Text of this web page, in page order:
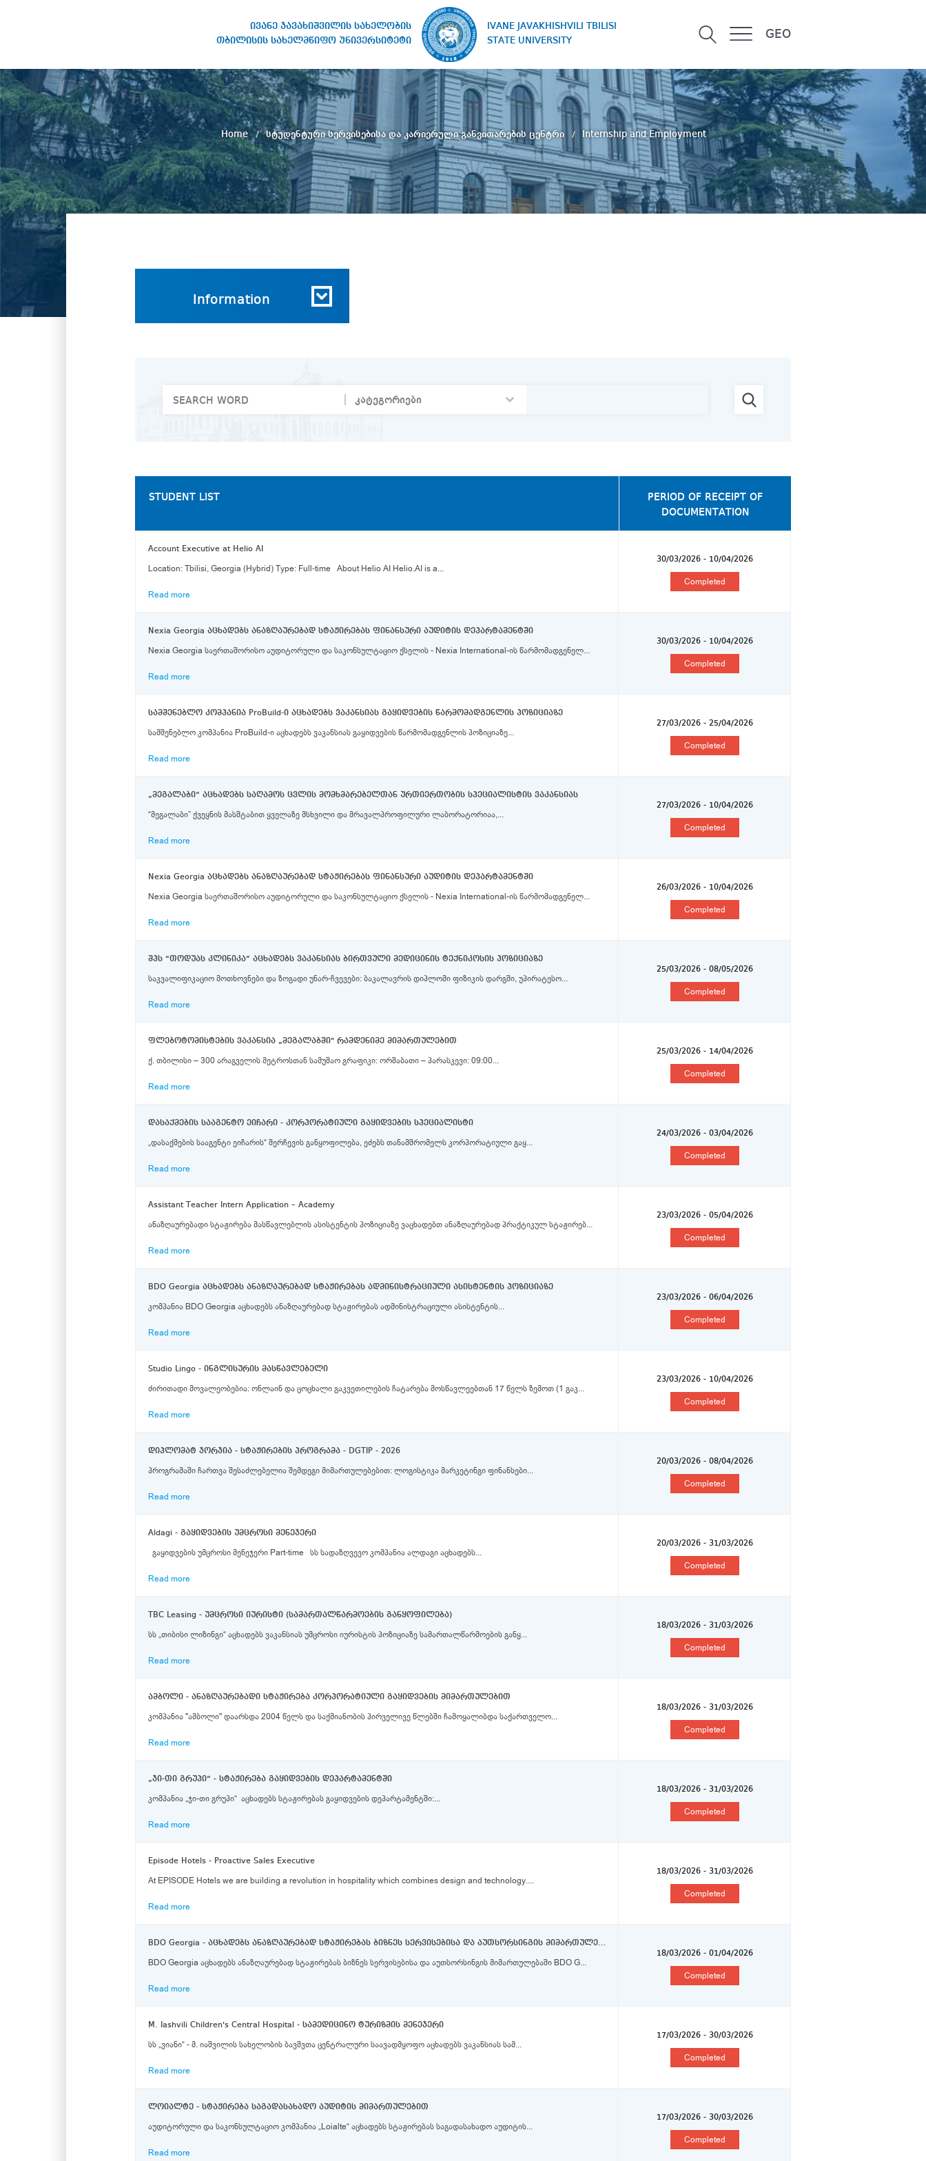
ივანე ჯავახიშვილის სახელობის
თბილისის სახელმწიფო უნივერსიტეტი
IVANE JAVAKHISHVILI TBILISI
STATE UNIVERSITY
GEO
STATE UNIVERSITY
Home სტუდენტური სერვისებისა და კარიერული განვითარების ცენტრი Internship and Employment
Information
STUDENT LIST
PERIOD OF RECEIPT OF
DOCUMENTATION
Account Executive at Helio AI
Location: Tbilisi, Georgia (Hybrid) Type: Full-time About Helio AI Helio.AI is a...
Read more
30/03/2026 - 10/04/2026
Completed
Nexia Georgia აცხადებს ანაზღაურებად სტაჟირებას ფინანსური აუდიტის დეპარტამენტში
Nexia Georgia საერთაშორისო აუდიტორული და საკონსულტაციო ქსელის - Nexia International-ის წარმომადგენელ...
Read more
30/03/2026 - 10/04/2026
Completed
სამშენებლო კომპანია ProBuild-ი აცხადებს ვაკანსიას გაყიდვების წარმომადგენლის პოზიციაზე
სამშენებლო კომპანია ProBuild-ი აცხადებს ვაკანსიას გაყიდვების წარმომადგენლის პოზიციაზე...
Read more
27/03/2026 - 25/04/2026
Completed
„მეგალაბი“ აცხადებს საღამოს ცვლის მომხმარებელთან ურთიერთობის სპეციალისტის ვაკანსიას
“მეგალაბი” ქვეყნის მასშტაბით ყველაზე მსხვილი და მრავალპროფილური ლაბორატორიაა,...
Read more
27/03/2026 - 10/04/2026
Completed
Nexia Georgia აცხადებს ანაზღაურებად სტაჟირებას ფინანსური აუდიტის დეპარტამენტში
Nexia Georgia საერთაშორისო აუდიტორული და საკონსულტაციო ქსელის - Nexia International-ის წარმომადგენელ...
Read more
26/03/2026 - 10/04/2026
Completed
შპს “თოდუას კლინიკა” აცხადებს ვაკანსიას ბირთვული მედიცინის ტექნიკოსის პოზიციაზე
საკვალიფიკაციო მოთხოვნები და ზოგადი უნარ-ჩვევები: ბაკალავრის დიპლომი ფიზიკის დარგში, უპირატესო...
Read more
25/03/2026 - 08/05/2026
Completed
ფლებოტომისტების ვაკანსია „მეგალაბში" რამდენიმე მიმართულებით
ქ. თბილისი – 300 არაგველის მეტროსთან სამუშაო გრაფიკი: ორშაბათი – პარასკევი: 09:00...
Read more
25/03/2026 - 14/04/2026
Completed
დასაქმების სააგენტო ეიჩარი - კორპორატიული გაყიდვების სპეციალისტი
„დასაქმების სააგენტი ეიჩარის“ შერჩევის განყოფილება, ეძებს თანამშრომელს კორპორატიული გაყ...
Read more
24/03/2026 - 03/04/2026
Completed
Assistant Teacher Intern Application – Academy
ანაზღაურებადი სტაჟირება მასწავლებლის ასისტენტის პოზიციაზე ვაცხადებთ ანაზღაურებად პრაქტიკულ სტაჟირებ...
Read more
23/03/2026 - 05/04/2026
Completed
BDO Georgia აცხადებს ანაზღაურებად სტაჟირებას ადმინისტრაციული ასისტენტის პოზიციაზე
კომპანია BDO Georgia აცხადებს ანაზღაურებად სტაჟირებას ადმინისტრაციული ასისტენტის...
Read more
23/03/2026 - 06/04/2026
Completed
Studio Lingo - ინგლისურის მასწავლებელი
ძირითადი მოვალეობებია: ონლაინ და ცოცხალი გაკვეთილების ჩატარება მოსწავლეებთან 17 წელს ზემოთ (1 გაკ...
Read more
23/03/2026 - 10/04/2026
Completed
დიპლომატ ჯორჯია - სტაჟირების პროგრამა - DGTIP - 2026
პროგრამაში ჩართვა შესაძლებელია შემდეგი მიმართულებებით: ლოგისტიკა მარკეტინგი ფინანსები...
Read more
20/03/2026 - 08/04/2026
Completed
Aldagi - გაყიდვების უმცროსი მენეჯერი
გაყიდვების უმცროსი მენეჯერი Part-time სს სადაზღვევო კომპანია ალდაგი აცხადებს...
Read more
20/03/2026 - 31/03/2026
Completed
TBC Leasing - უმცროსი იურისტი (სამართალწარმოების განყოფილება)
სს „თიბისი ლიზინგი“ აცხადებს ვაკანსიას უმცროსი იურისტის პოზიციაზე სამართალწარმოების განყ...
Read more
18/03/2026 - 31/03/2026
Completed
ამბოლი - ანაზღაურებადი სტაჟირება კორპორატიული გაყიდვების მიმართულებით
კომპანია "ამბოლი" დაარსდა 2004 წელს და საქმიანობის პირველივე წლებში ჩამოყალიბდა საქართველო...
Read more
18/03/2026 - 31/03/2026
Completed
„ჯი-თი გრუპი“ - სტაჟირება გაყიდვების დეპარტამენტში
კომპანია „ჯი-თი გრუპი“ აცხადებს სტაჟირებას გაყიდვების დეპარტამენტში:...
Read more
18/03/2026 - 31/03/2026
Completed
Episode Hotels - Proactive Sales Executive
At EPISODE Hotels we are building a revolution in hospitality which combines design and technology....
Read more
18/03/2026 - 31/03/2026
Completed
BDO Georgia - აცხადებს ანაზღაურებად სტაჟირებას ბიზნეს სერვისებისა და აუთსორსინგის მიმართულებაში
BDO Georgia აცხადებს ანაზღაურებად სტაჟირებას ბიზნეს სერვისებისა და აუთსორსინგის მიმართულებაში BDO G...
Read more
18/03/2026 - 01/04/2026
Completed
M. Iashvili Children's Central Hospital - სამედიცინო ტურიზმის მენეჯერი
სს „ვიანი“ - მ. იაშვილის სახელობის ბავშვთა ცენტრალური საავადმყოფო აცხადებს ვაკანსიას სამ...
Read more
17/03/2026 - 30/03/2026
Completed
ლოიალტე - სტაჟირება საგადასახადო აუდიტის მიმართულებით
აუდიტორული და საკონსულტაციო კომპანია „Loialte“ აცხადებს სტაჟირებას საგადასახადო აუდიტის...
Read more
17/03/2026 - 30/03/2026
Completed